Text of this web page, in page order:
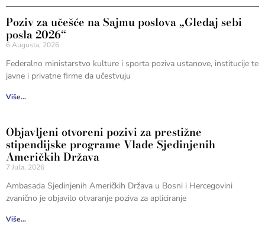
Poziv za učešće na Sajmu poslova „Gledaj sebi
posla 2026“
6 Augusta, 2026
Federalno ministarstvo kulture i sporta poziva ustanove, institucije te
javne i privatne firme da učestvuju
Više...
Objavljeni otvoreni pozivi za prestižne
stipendijske programe Vlade Sjedinjenih
Američkih Država
7 Jula, 2026
Ambasada Sjedinjenih Američkih Država u Bosni i Hercegovini
zvanično je objavilo otvaranje poziva za apliciranje
Više...